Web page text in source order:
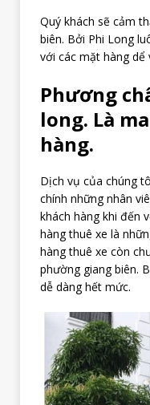
Quý khách sẽ cảm
biên. Bởi Phi Long
với các mặt hàng
Phương
long. Là
hàng.
Dịch vụ của chúng
chính những nhân
khách hàng khi đến
hàng thuê xe là
hàng thuê xe còn
phường giang biên.
dễ dàng hết mức.